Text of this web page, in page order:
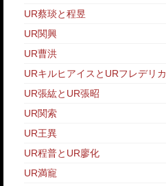
UR蔡琰と程昱
UR関興
UR曹洪
URキルヒアイスとURフレデリカ
UR張紘とUR張昭
UR関索
UR王異
UR程普とUR廖化
UR満寵